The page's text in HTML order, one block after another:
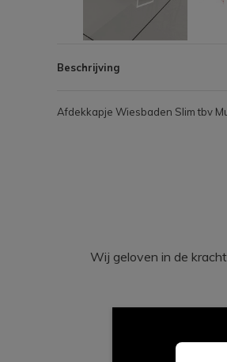
Beschrijving
Afdekkapje Wiesbaden Slim tbv
Wij geloven in de